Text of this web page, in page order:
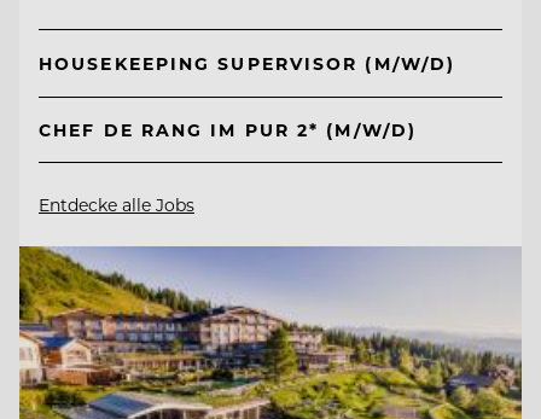
HOUSEKEEPING SUPERVISOR (M/W/D)
CHEF DE RANG IM PUR 2* (M/W/D)
Entdecke alle Jobs